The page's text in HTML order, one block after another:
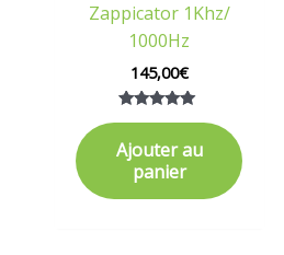
Zappicator 1Khz/
1000Hz
145,00€
Note
sur 5
Ajouter au
panier